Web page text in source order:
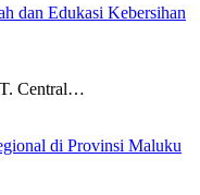
dan Edukasi Kebersihan
Central…
di Provinsi Maluku